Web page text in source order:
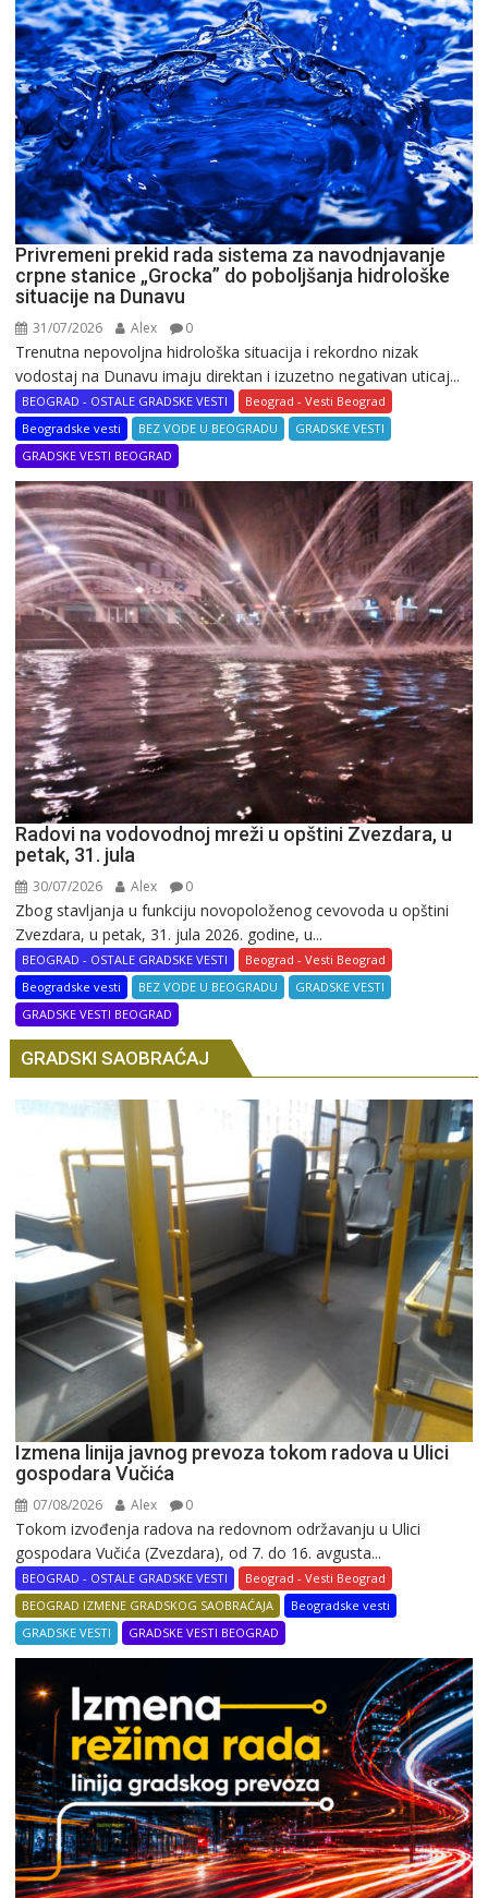
Privremeni prekid rada sistema za navodnjavanje
crpne stanice „Grocka” do poboljšanja hidrološke
situacije na Dunavu
31/07/2026 Alex 0
Trenutna nepovoljna hidrološka situacija i rekordno nizak
vodostaj na Dunavu imaju direktan i izuzetno negativan uticaj...
BEOGRAD - OSTALE GRADSKE VESTI
Beograd - Vesti Beograd
Beogradske vesti
BEZ VODE U BEOGRADU
GRADSKE VESTI
GRADSKE VESTI BEOGRAD
Radovi na vodovodnoj mreži u opštini Zvezdara, u
petak, 31. jula
30/07/2026 Alex 0
Zbog stavljanja u funkciju novopoloženog cevovoda u opštini
Zvezdara, u petak, 31. jula 2026. godine, u...
BEOGRAD - OSTALE GRADSKE VESTI
Beograd - Vesti Beograd
Beogradske vesti
BEZ VODE U BEOGRADU
GRADSKE VESTI
GRADSKE VESTI BEOGRAD
GRADSKI SAOBRAĆAJ
Izmena linija javnog prevoza tokom radova u Ulici
gospodara Vučića
07/08/2026 Alex 0
Tokom izvođenja radova na redovnom održavanju u Ulici
gospodara Vučića (Zvezdara), od 7. do 16. avgusta...
BEOGRAD - OSTALE GRADSKE VESTI
Beograd - Vesti Beograd
BEOGRAD IZMENE GRADSKOG SAOBRAĆAJA
Beogradske vesti
GRADSKE VESTI
GRADSKE VESTI BEOGRAD